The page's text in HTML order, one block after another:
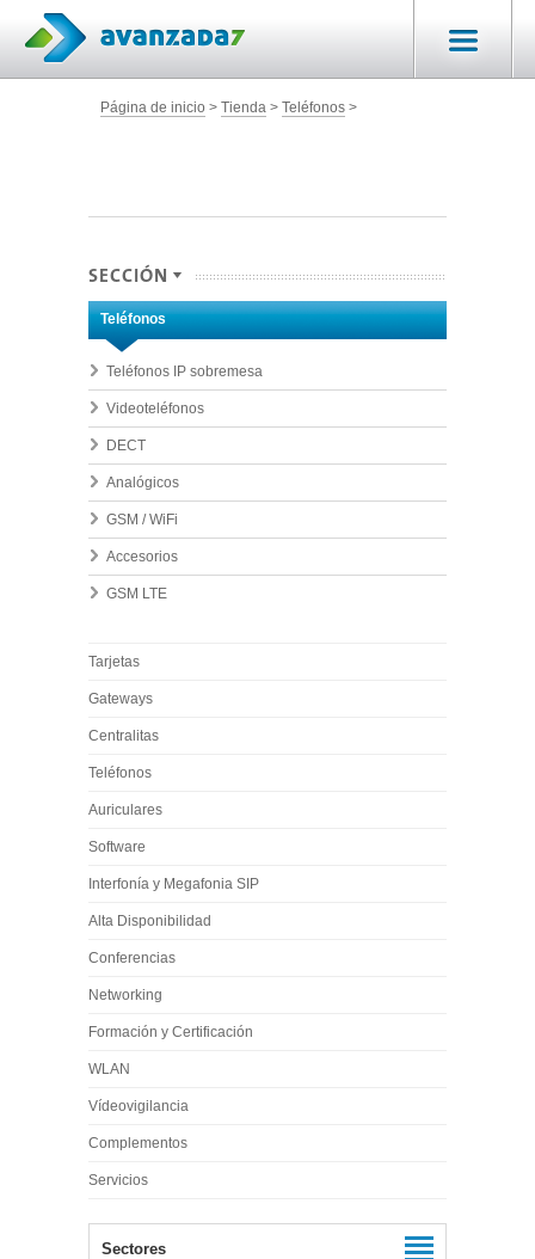
Página de inicio Tienda Teléfonos
SECCIÓN
Teléfonos
Teléfonos IP sobremesa
Videoteléfonos
DECT
Analógicos
GSM / WiFi
Accesorios
GSM LTE
Tarjetas
Gateways
Centralitas
Teléfonos
Auriculares
Software
Interfonía y Megafonia SIP
Alta Disponibilidad
Conferencias
Networking
Formación y Certificación
WLAN
Vídeovigilancia
Complementos
Servicios
Sectores